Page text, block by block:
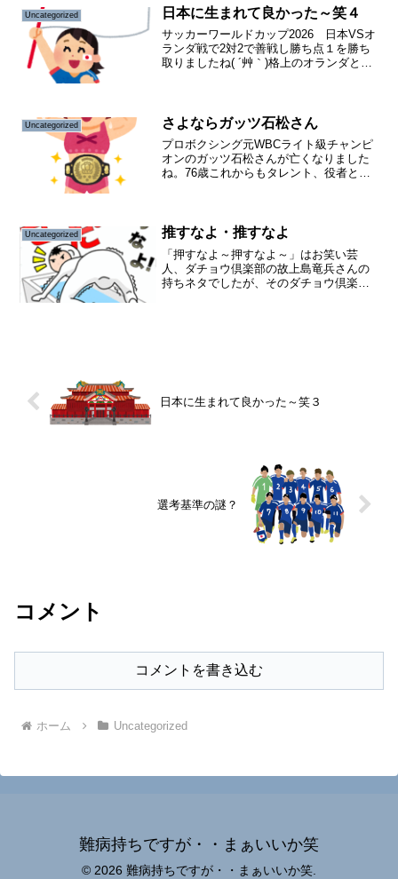
女子アジアカップでオーストラリアを下
し、2大会ぶ...
Uncategorized 日本に生まれて良かった～笑４
サッカーワールドカップ2026 日本VSオ
ランダ戦で2対2で善戦し勝ち点１を勝ち
取りましたね( ´艸｀)格上のオランダと同
日ドラゴンズ...
Uncategorized さよならガッツ石松さん
プロボクシング元WBCライト級チャンピ
オンのガッツ石松さんが亡くなりました
ね。76歳これからもタレント、役者とし
ンピオンがボクシング...
Uncategorized 推すなよ・推すなよ
「押すなよ～押すなよ～」はお笑い芸
人、ダチョウ倶楽部の故上島竜兵さんの
持ちネタでしたが、そのダチョウ倶楽
日本に生まれて良かった～笑３
選考基準の謎？
コメント
コメントを書き込む
ホーム Uncategorized
難病持ちですが・・まぁいいか笑
© 2026 難病持ちですが・・まぁいいか笑.